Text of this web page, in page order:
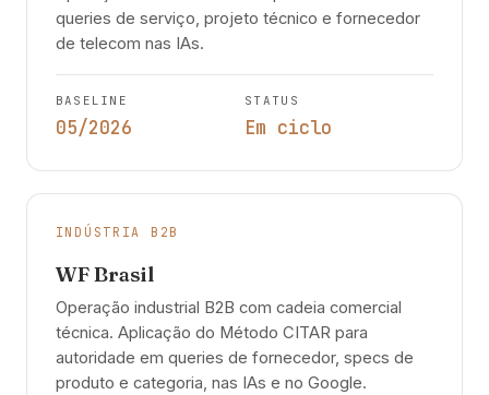
queries de serviço, projeto técnico e fornecedor
de telecom nas IAs.
BASELINE
05/2026
STATUS
Em ciclo
INDÚSTRIA B2B
WF Brasil
Operação industrial B2B com cadeia comercial
técnica. Aplicação do Método CITAR para
autoridade em queries de fornecedor, specs de
produto e categoria, nas IAs e no Google.